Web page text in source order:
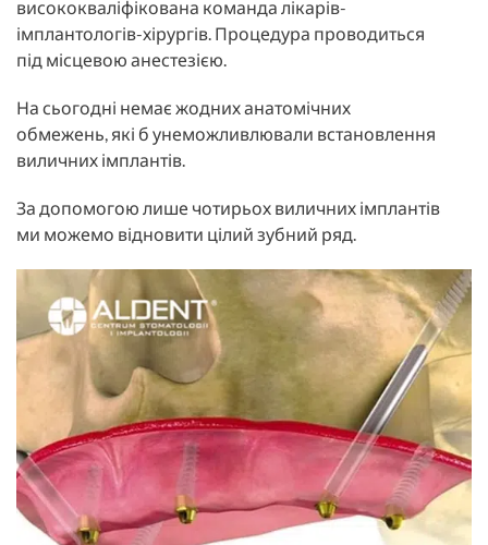
висококваліфікована команда лікарів-
імплантологів-хірургів. Процедура проводиться
під місцевою анестезією.
На сьогодні немає жодних анатомічних
обмежень, які б унеможливлювали встановлення
виличних імплантів.
За допомогою лише чотирьох виличних імплантів
ми можемо відновити цілий зубний ряд.